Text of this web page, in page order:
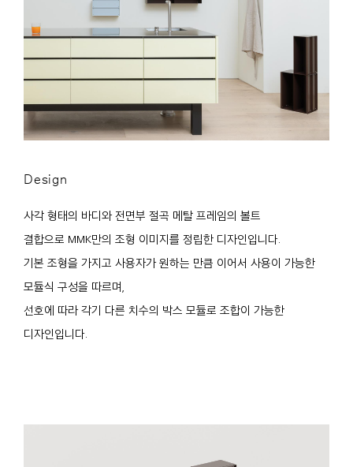
Design
사각 형태의 바디와 전면부 절곡 메탈 프레임의 볼트
결합으로 MMK만의 조형 이미지를 정립한 디자인입니다.
기본 조형을 가지고 사용자가 원하는 만큼 이어서 사용이 가능한
모듈식 구성을 따르며,
선호에 따라 각기 다른 치수의 박스 모듈로 조합이 가능한
디자인입니다.